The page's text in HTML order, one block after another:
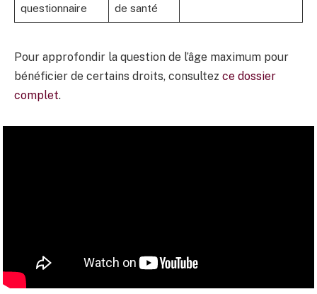
questionnaire
de santé
Pour approfondir la question de l’âge maximum pour
bénéficier de certains droits, consultez ce dossier
complet.